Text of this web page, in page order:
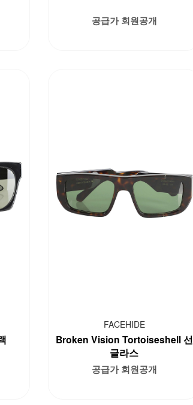
공급가 회원공개
FACEHIDE
Broken Vision Tortoiseshell 선
글라스
공급가 회원공개